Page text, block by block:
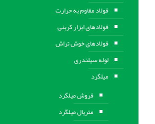
فولاد مقاوم به حرارت
فولادهای ابزار کربنی
فولادهای خوش تراش
لوله سیلندری
میلگرد
فروش میلگرد
متریال میلگرد